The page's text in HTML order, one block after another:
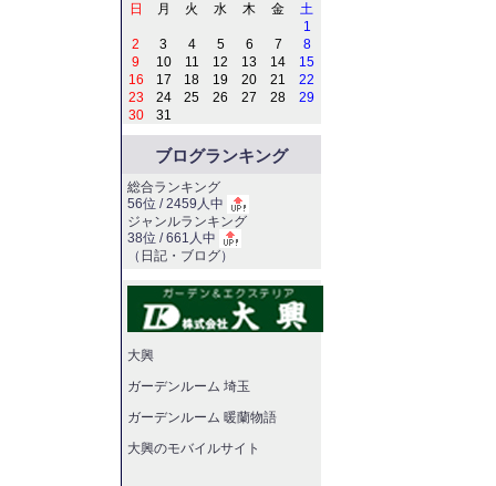
日
月 火 水 木 金
土
1
2
3 4 5 6 7
8
9
10 11 12 13 14
15
16
17 18 19 20 21
22
23
24 25 26 27 28
29
30
31
ブログランキング
総合ランキング
56位 / 2459人中
ジャンルランキング
38位 / 661人中
（ 日記・ブログ）
大興
ガーデンルーム 埼玉
ガーデンルーム 暖蘭物語
大興のモバイルサイト